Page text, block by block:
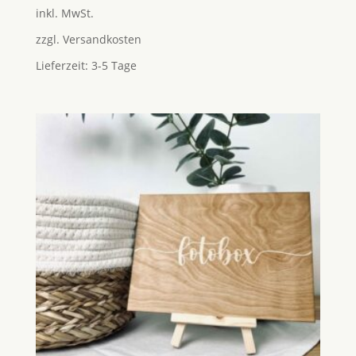
von 5
inkl. MwSt.
zzgl. Versandkosten
Lieferzeit: 3-5 Tage